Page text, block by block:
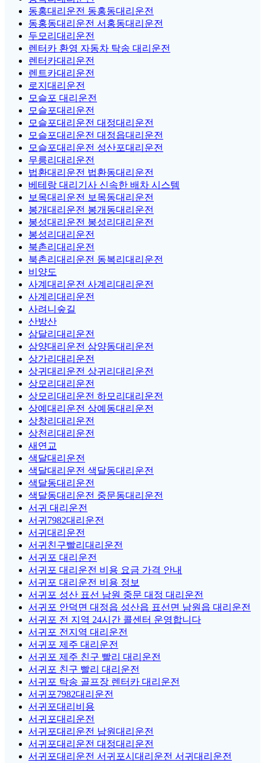
동홍대리운전 동홍동대리운전
동홍동대리운전 서홍동대리운전
두모리대리운전
렌터카 환영 자동차 탁송 대리운전
렌터카대리운전
렌트카대리운전
로지대리운전
모슬포 대리운전
모슬포대리운전
모슬포대리운전 대정대리운전
모슬포대리운전 대정읍대리운전
모슬포대리운전 성산포대리운전
무릉리대리운전
법환대리운전 법환동대리운전
베테랑 대리기사 신속한 배차 시스템
보목대리운전 보목동대리운전
봉개대리운전 봉개동대리운전
봉성대리운전 봉성리대리운전
봉성리대리운전
북촌리대리운전
북촌리대리운전 동복리대리운전
비양도
사계대리운전 사계리대리운전
사계리대리운전
사려니숲길
산방산
삼달리대리운전
삼양대리운전 삼양동대리운전
상가리대리운전
상귀대리운전 상귀리대리운전
상모리대리운전
상모리대리운전 하모리대리운전
상예대리운전 상예동대리운전
상창리대리운전
상천리대리운전
새연교
색달대리운전
색달대리운전 색달동대리운전
색달동대리운전
색달동대리운전 중문동대리운전
서귀 대리운전
서귀7982대리운전
서귀대리운전
서귀친구빨리대리운전
서귀포 대리운전
서귀포 대리운전 비용 요금 가격 안내
서귀포 대리운전 비용 정보
서귀포 성산 표선 남원 중문 대정 대리운전
서귀포 안덕면 대정읍 성산읍 표선면 남원읍 대리운전
서귀포 전 지역 24시간 콜센터 운영합니다
서귀포 전지역 대리운전
서귀포 제주 대리운전
서귀포 제주 친구 빨리 대리운전
서귀포 친구 빨리 대리운전
서귀포 탁송 골프장 렌터카 대리운전
서귀포7982대리운전
서귀포대리비용
서귀포대리운전
서귀포대리운전 남원대리운전
서귀포대리운전 대정대리운전
서귀포대리운전 서귀포시대리운전 서귀대리운전